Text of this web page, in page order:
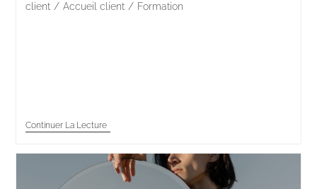
client / Accueil client / Formation
Continuer La Lecture